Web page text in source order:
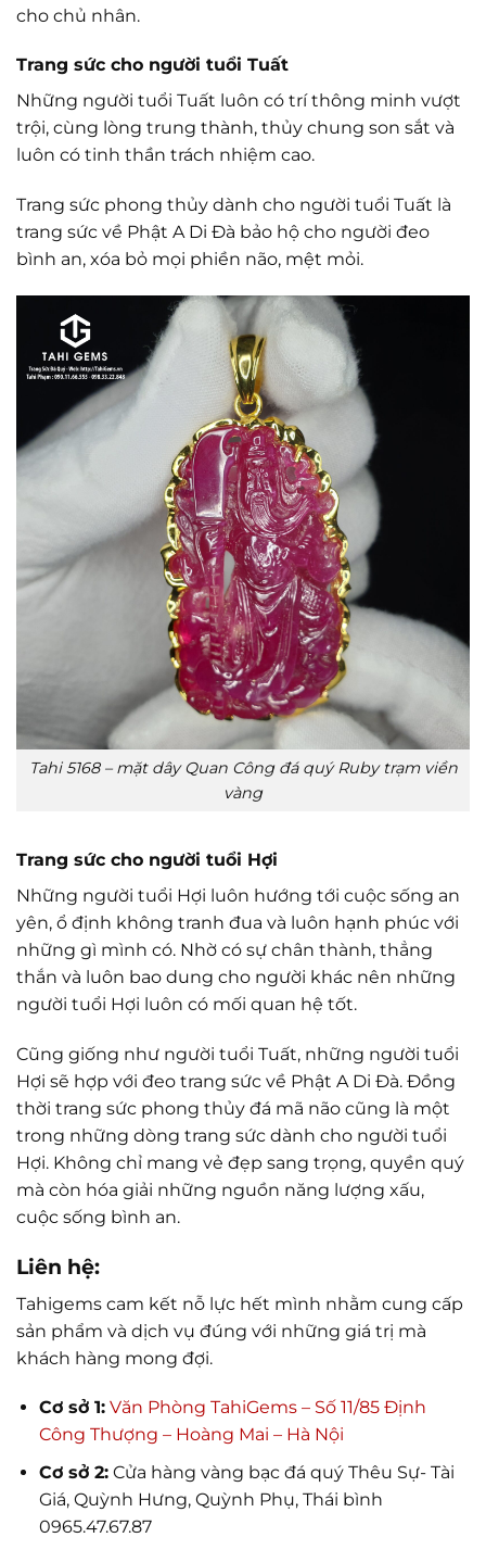
cho chủ nhân.
Trang sức cho người tuổi Tuất
Những người tuổi Tuất luôn có trí thông minh vượt
trội, cùng lòng trung thành, thủy chung son sắt và
luôn có tinh thần trách nhiệm cao.
Trang sức phong thủy dành cho người tuổi Tuất là
trang sức về Phật A Di Đà bảo hộ cho người đeo
bình an, xóa bỏ mọi phiền não, mệt mỏi.
Tahi 5168 – mặt dây Quan Công đá quý Ruby trạm viền
vàng
Trang sức cho người tuổi Hợi
Những người tuổi Hợi luôn hướng tới cuộc sống an
yên, ổ định không tranh đua và luôn hạnh phúc với
những gì mình có. Nhờ có sự chân thành, thẳng
thắn và luôn bao dung cho người khác nên những
người tuổi Hợi luôn có mối quan hệ tốt.
Cũng giống như người tuổi Tuất, những người tuổi
Hợi sẽ hợp với đeo trang sức về Phật A Di Đà. Đồng
thời trang sức phong thủy đá mã não cũng là một
trong những dòng trang sức dành cho người tuổi
Hợi. Không chỉ mang vẻ đẹp sang trọng, quyền quý
mà còn hóa giải những nguồn năng lượng xấu,
cuộc sống bình an.
Liên hệ:
Tahigems cam kết nỗ lực hết mình nhằm cung cấp
sản phẩm và dịch vụ đúng với những giá trị mà
khách hàng mong đợi.
Cơ sở 1: Văn Phòng TahiGems – Số 11/85 Định
Công Thượng – Hoàng Mai – Hà Nội
Cơ sở 2:Cửa hàng vàng bạc đá quý Thêu Sự- Tài
Giá, Quỳnh Hưng, Quỳnh Phụ, Thái bình
0965.47.67.87